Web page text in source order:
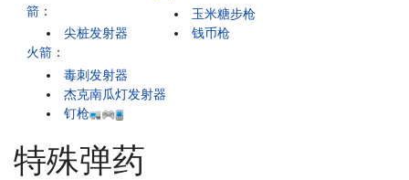
箭 ：
尖桩发射器
玉米糖步枪
钱币枪
火箭 ：
毒刺发射器
杰克南瓜灯发射器
钉枪
特殊弹药